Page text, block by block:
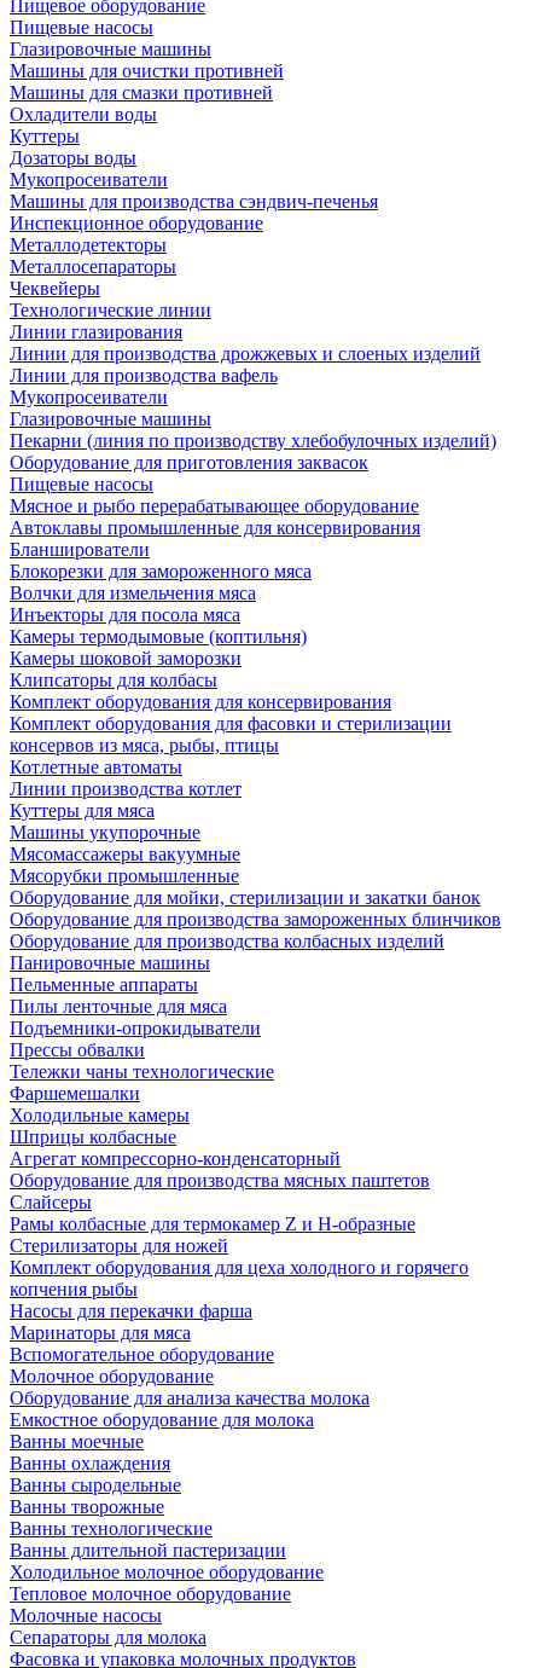
Пищевое оборудование
Пищевые насосы
Глазировочные машины
Машины для очистки противней
Машины для смазки противней
Охладители воды
Куттеры
Дозаторы воды
Мукопросеиватели
Машины для производства сэндвич-печенья
Инспекционное оборудование
Металлодетекторы
Металлосепараторы
Чеквейеры
Технологические линии
Линии глазирования
Линии для производства дрожжевых и слоеных изделий
Линии для производства вафель
Мукопросеиватели
Глазировочные машины
Пекарни (линия по производству хлебобулочных изделий)
Оборудование для приготовления заквасок
Пищевые насосы
Мясное и рыбо перерабатывающее оборудование
Автоклавы промышленные для консервирования
Бланширователи
Блокорезки для замороженного мяса
Волчки для измельчения мяса
Инъекторы для посола мяса
Камеры термодымовые (коптильня)
Камеры шоковой заморозки
Клипсаторы для колбасы
Комплект оборудования для консервирования
Комплект оборудования для фасовки и стерилизации
консервов из мяса, рыбы, птицы
Котлетные автоматы
Линии производства котлет
Куттеры для мяса
Машины укупорочные
Мясомассажеры вакуумные
Мясорубки промышленные
Оборудование для мойки, стерилизации и закатки банок
Оборудование для производства замороженных блинчиков
Оборудование для производства колбасных изделий
Панировочные машины
Пельменные аппараты
Пилы ленточные для мяса
Подъемники-опрокидыватели
Прессы обвалки
Тележки чаны технологические
Фаршемешалки
Холодильные камеры
Шприцы колбасные
Агрегат компрессорно-конденсаторный
Оборудование для производства мясных паштетов
Слайсеры
Рамы колбасные для термокамер Z и H-образные
Стерилизаторы для ножей
Комплект оборудования для цеха холодного и горячего
копчения рыбы
Насосы для перекачки фарша
Маринаторы для мяса
Вспомогательное оборудование
Молочное оборудование
Оборудование для анализа качества молока
Емкостное оборудование для молока
Ванны моечные
Ванны охлаждения
Ванны сыродельные
Ванны творожные
Ванны технологические
Ванны длительной пастеризации
Холодильное молочное оборудование
Тепловое молочное оборудование
Молочные насосы
Сепараторы для молока
Фасовка и упаковка молочных продуктов